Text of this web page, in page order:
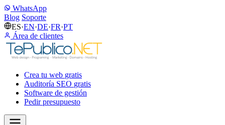
WhatsApp
Blog Soporte
ES·EN·DE·FR·PT
Área de clientes
Crea tu web gratis
Auditoría SEO gratis
Software de gestión
Pedir presupuesto